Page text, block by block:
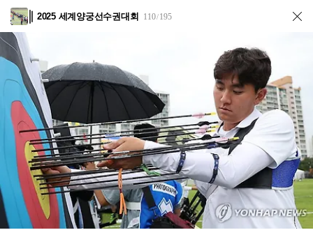
2025 세계양궁선수권대회 110/195